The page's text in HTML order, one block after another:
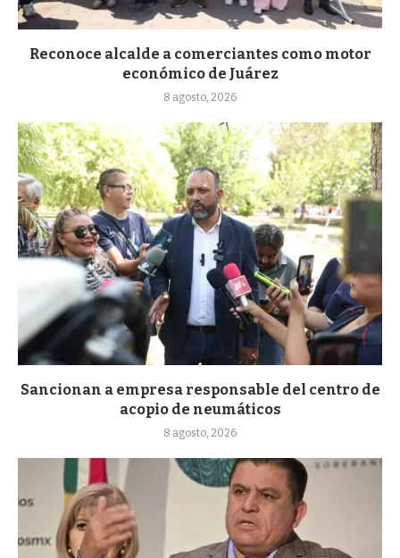
Reconoce alcalde a comerciantes como motor
económico de Juárez
8 agosto, 2026
Sancionan a empresa responsable del centro de
acopio de neumáticos
8 agosto, 2026